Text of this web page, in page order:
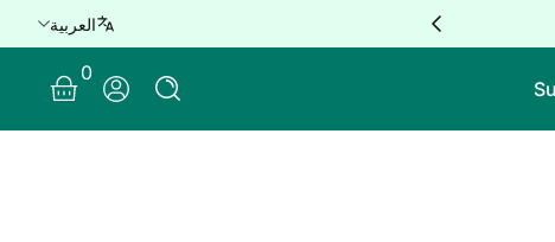
delivery for orders over QAR 100 🚐
العربية
Log In
0
0 Items